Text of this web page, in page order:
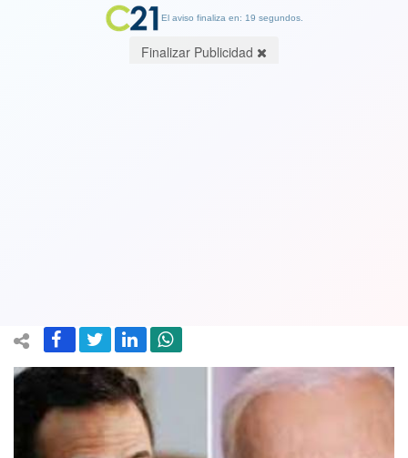
El aviso finaliza en: 19 segundos.
Finalizar Publicidad